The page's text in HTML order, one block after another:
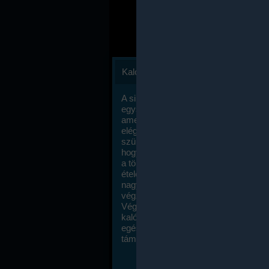
Kalóriaszámlálás
A sikeres fogyás titka valójában igen
egyszerű: égess több energiát, mint
amennyit beviszel. Természetesen
elég nagy fegyelemre és akaraterőre
szükség, de meglepődve fogod
hogy a kalóriaszámolás mennyire
a többi diétához képest. Itt nincsenek
ételek és a megengedett kalóriabevitelt
nagymértékben növelheted ha
végzel.
Végül, de nem utolsó sorban, a
kalóriaszámolás módszerét a legtöbb
egészségügyi szakorvos ajánlja és
támogatja.